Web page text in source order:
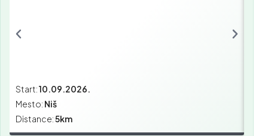
Start:10.09.2026.
Mesto: Niš
Distance:5km